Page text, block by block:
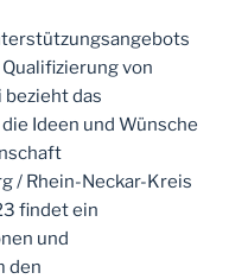
von
das
Ideen und Wünsche
/ Rhein-Neckar-Kreis
findet ein
und
den